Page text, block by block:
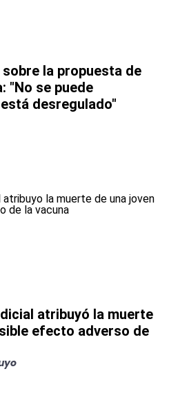
sobre la propuesta de
"No se puede
desregulado"
atribuyó la muerte
efecto adverso de